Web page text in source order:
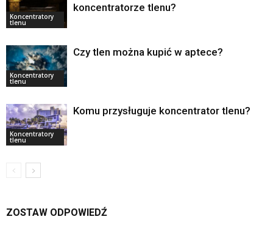
Koncentratory
tlenu
koncentratorze tlenu?
Koncentratory
tlenu
Czy tlen można kupić w aptece?
Koncentratory
tlenu
Komu przysługuje koncentrator tlenu?
ZOSTAW ODPOWIEDŹ